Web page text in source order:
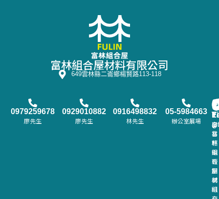
富林組合屋材料有限公司
649雲林縣二崙鄉楊賢路113-118
0979259678
廖先生
0929010882
廖先生
0916498832
林先生
05-5984663
辦公室展場
富
林
輕
鋼
輕
鋼
構
組
@
富
林
組
合
屋
材
料